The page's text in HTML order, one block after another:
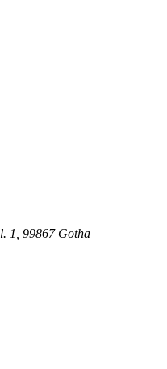
1, 99867 Gotha